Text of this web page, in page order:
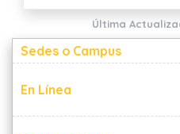
Última
Sedes o Campus
En Línea